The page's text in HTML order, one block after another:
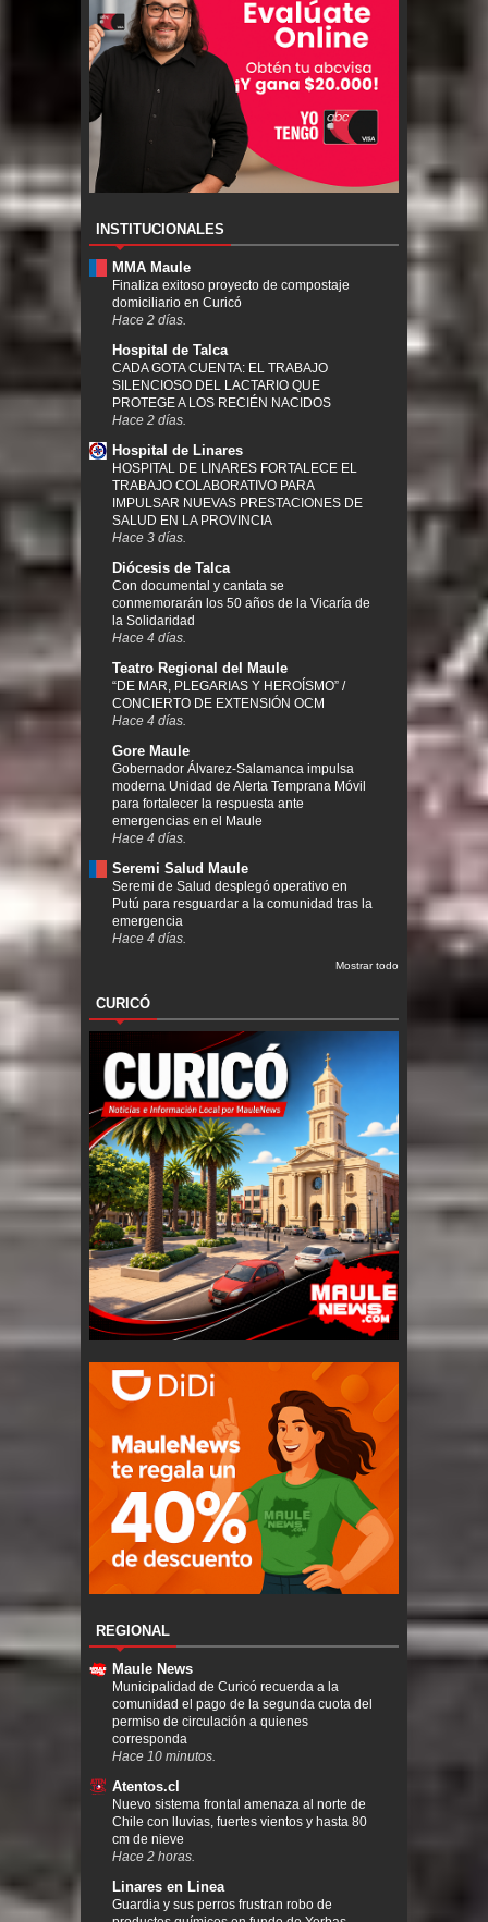
INSTITUCIONALES
MMA Maule
Finaliza exitoso proyecto de compostaje
domiciliario en Curicó
Hace 2 días.
Hospital de Talca
CADA GOTA CUENTA: EL TRABAJO
SILENCIOSO DEL LACTARIO QUE
PROTEGE A LOS RECIÉN NACIDOS
Hace 2 días.
Hospital de Linares
HOSPITAL DE LINARES FORTALECE EL
TRABAJO COLABORATIVO PARA
IMPULSAR NUEVAS PRESTACIONES DE
SALUD EN LA PROVINCIA
Hace 3 días.
Diócesis de Talca
Con documental y cantata se
conmemorarán los 50 años de la Vicaría de
la Solidaridad
Hace 4 días.
Teatro Regional del Maule
“DE MAR, PLEGARIAS Y HEROÍSMO” /
CONCIERTO DE EXTENSIÓN OCM
Hace 4 días.
Gore Maule
Gobernador Álvarez-Salamanca impulsa
moderna Unidad de Alerta Temprana Móvil
para fortalecer la respuesta ante
emergencias en el Maule
Hace 4 días.
Seremi Salud Maule
Seremi de Salud desplegó operativo en
Putú para resguardar a la comunidad tras la
emergencia
Hace 4 días.
Mostrar todo
CURICÓ
REGIONAL
Maule News
Municipalidad de Curicó recuerda a la
comunidad el pago de la segunda cuota del
permiso de circulación a quienes
corresponda
Hace 10 minutos.
Atentos.cl
Nuevo sistema frontal amenaza al norte de
Chile con lluvias, fuertes vientos y hasta 80
cm de nieve
Hace 2 horas.
Linares en Linea
Guardia y sus perros frustran robo de